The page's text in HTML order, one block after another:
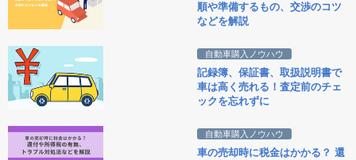
順や準備するもの、交渉のコツ
などを解説
自動車購入ノウハウ
記録簿、保証書、取扱説明書で
車は高く売れる！査定前のチェ
ックを忘れずに
自動車購入ノウハウ
車の売却時に税金はかかる？ 還